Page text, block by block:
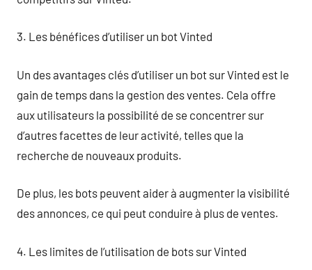
3. Les bénéfices d’utiliser un bot Vinted
Un des avantages clés d’utiliser un bot sur Vinted est le
gain de temps dans la gestion des ventes. Cela offre
aux utilisateurs la possibilité de se concentrer sur
d’autres facettes de leur activité, telles que la
recherche de nouveaux produits.
De plus, les bots peuvent aider à augmenter la visibilité
des annonces, ce qui peut conduire à plus de ventes.
4. Les limites de l’utilisation de bots sur Vinted